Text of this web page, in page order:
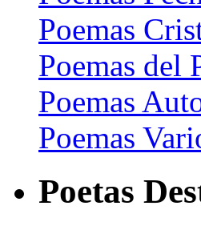
Poemas
Poemas del
Poemas
Poemas
Poetas